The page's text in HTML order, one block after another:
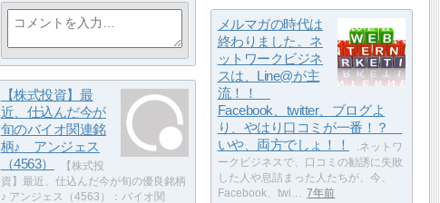
メルマガの時代は
終わりました。ネ
ットワークビジネ
スは、Line@が主
流！！
Facebook、twitter、ブログよ
り、やはり口コミが一番！？
いや、両方でしょ！！
.ネットワ
ークビジネスで、口コミの勧誘に失敗
した人や息詰まった人たちが、今、
Facebook、twi…
7年前
【株式投資】最
近、仕込んだ今が
旬のバイオ関連銘
柄♪ アンジェス
（4563）
【株式投
資】最近、仕込んだ今が旬の優良銘柄
♪ アンジェス（4563）：バイオ関